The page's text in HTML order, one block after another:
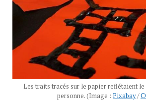
Les traits tracés sur le papier reflétaient
personne. (Image : Pixabay/